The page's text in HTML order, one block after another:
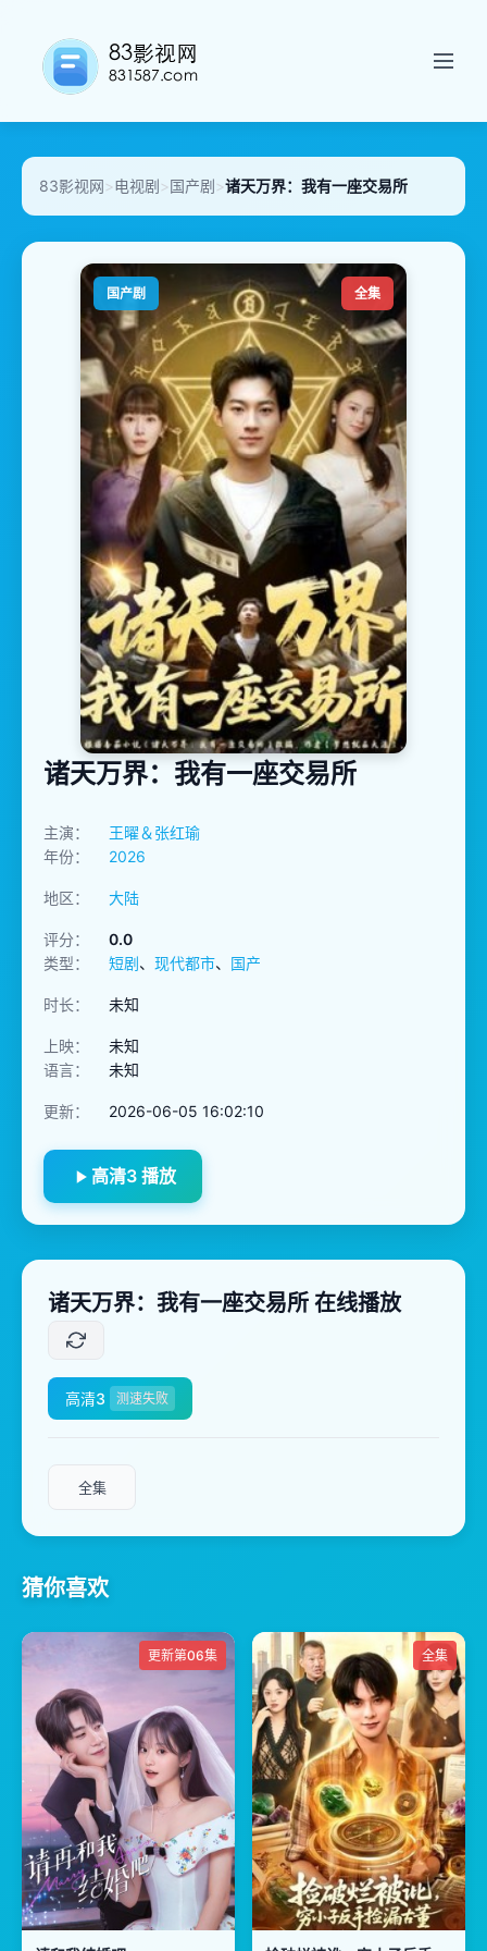
83影视网>电视剧>国产剧>诸天万界：我有一座交易所
国产剧 全集
诸天万界：我有一座交易所
主演：
王曜＆张红瑜
年份：
2026
地区： 大陆
评分：
0.0
类型：
短剧、 现代都市、 国产
时长： 未知
上映：
未知
语言：
未知
更新： 2026-06-05 16:02:10
高清3 播放
诸天万界：我有一座交易所 在线播放
高清3 测速失败
全集
猜你喜欢
更新第06集 全集